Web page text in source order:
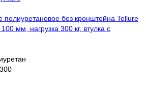
полиуретановое без кронштейна Tellure
мм, нагрузка 300 кг, втулка с
300